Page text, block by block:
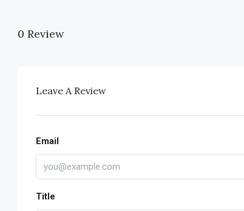
0 Review
Leave A Review
Email
Title